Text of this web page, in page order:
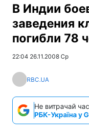
В Индии
заведения
погибли 78
22:04 26.11.2008 Ср
RBC.UA
Не витрачай
РБК-Україна у